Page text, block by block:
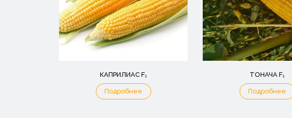
КАПРИЛИАС F₁
Подробнее
ТОНАЧА F₁
Подробнее